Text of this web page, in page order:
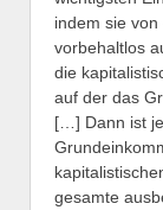
indem sie von
vorbehaltlos
die
auf der das
[…] Dann ist
gesamte